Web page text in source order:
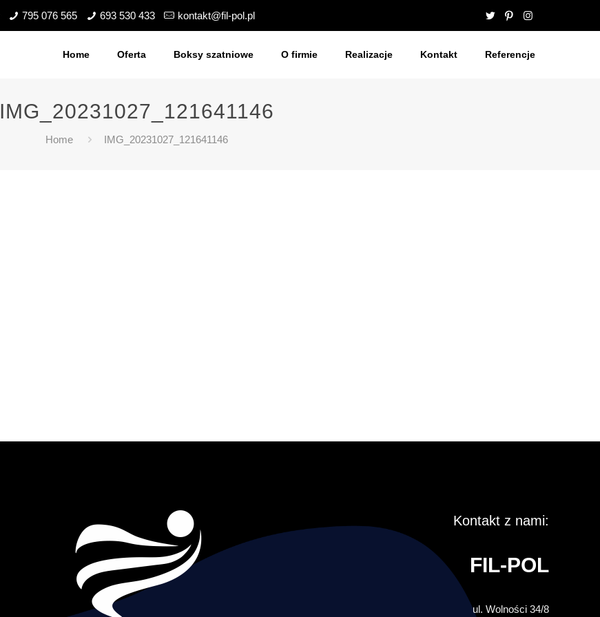
795 076 565 693 530 433 kontakt@fil-pol.pl
Home Oferta Boksy szatniowe O firmie Realizacje Kontakt Referencje
IMG_20231027_121641146
Home IMG_20231027_121641146
Kontakt z nami:
FIL-POL
ul. Wolności 34/8